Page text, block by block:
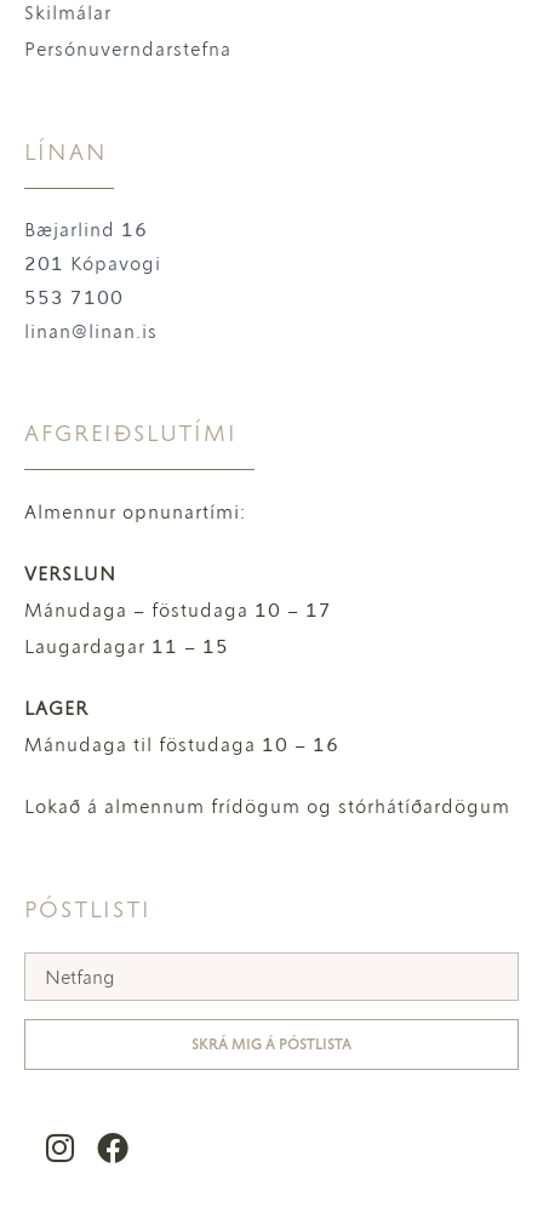
Skilmálar
Persónuverndarstefna
LÍNAN
Bæjarlind 16
201 Kópavogi
553 7100
linan@linan.is
AFGREIÐSLUTÍMI
Almennur opnunartími:
VERSLUN
Mánudaga – föstudaga 10 – 17
Laugardagar 11 – 15
LAGER
Mánudaga til föstudaga 10 – 16
Lokað á almennum frídögum og stórhátíðardögum
PÓSTLISTI
SKRÁ MIG Á PÓSTLISTA